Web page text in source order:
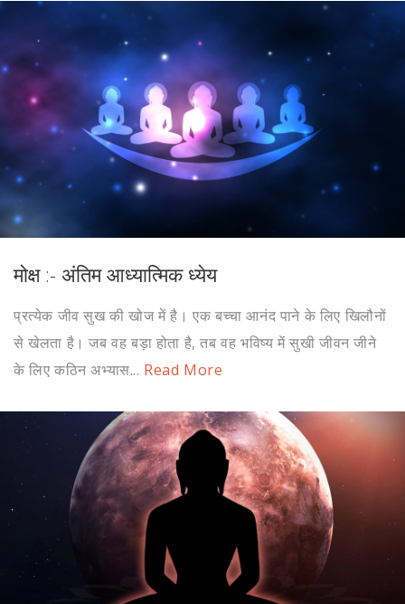
मोक्ष :- अंतिम आध्यात्मिक ध्येय
प्रत्येक जीव सुख की खोज में है। एक बच्चा आनंद पाने के लिए खिलौनों
से खेलता है। जब वह बड़ा होता है, तब वह भविष्य में सुखी जीवन जीने
के लिए कठिन अभ्यास... Read More